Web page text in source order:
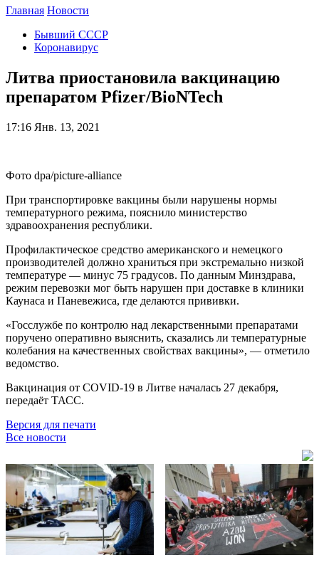
Главная Новости
Бывший СССР
Коронавирус
Литва приостановила вакцинацию
препаратом Pfizer/BioNTech
17:16 Янв. 13, 2021
Фото dpa/picture-alliance
При транспортировке вакцины были нарушены нормы
температурного режима, пояснило министерство
здравоохранения республики.
Профилактическое средство американского и немецкого
производителей должно храниться при экстремально низкой
температуре — минус 75 градусов. По данным Минздрава,
режим перевозки мог быть нарушен при доставке в клиники
Каунаса и Паневежиса, где делаются прививки.
«Госслужбе по контролю над лекарственными препаратами
поручено оперативно выяснить, сказались ли температурные
колебания на качественных свойствах вакцины», — отметило
ведомство.
Вакцинация от COVID-19 в Литве началась 27 декабря,
передаёт ТАСС.
Версия для печати
Все новости